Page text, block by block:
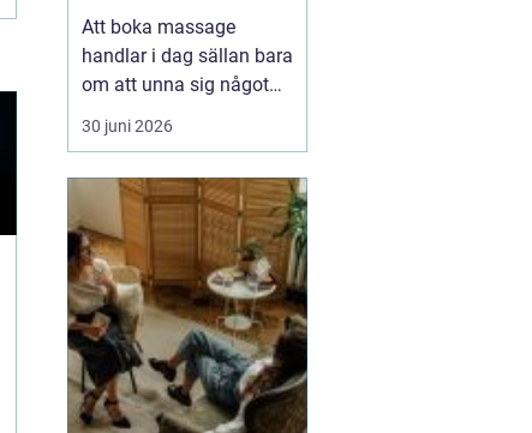
återhämtning i
vardagen
Att boka massage
handlar i dag sällan bara
om att unna sig något
skönt. Allt fler i
Sollentuna söker
värk, sömnproblem och
långvarig trötthet. Rätt
typ av massage kan
hjälpa både kroppen och
hjärnan att varva ner,
lindra smärta...
30 juni 2026